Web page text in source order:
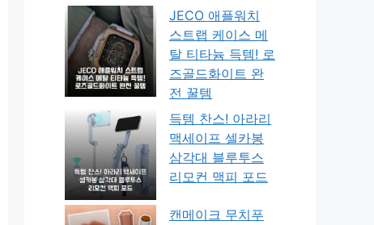
JECO 애플워치
스트랩 케이스 메
탈 티타늄 득템! 로
즈골드화이트 완
전 꿀템
득템 찬스! 아라리
맥세이프 셀카봉
삼각대 블루투스
리모컨 맥피 포드
캔메이크 무치푸